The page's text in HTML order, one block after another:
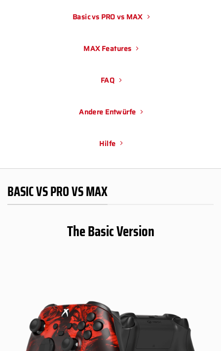
Basic vs PRO vs MAX
MAX Features
FAQ
Andere Entwürfe
Hilfe
BASIC VS PRO VS MAX
The Basic Version